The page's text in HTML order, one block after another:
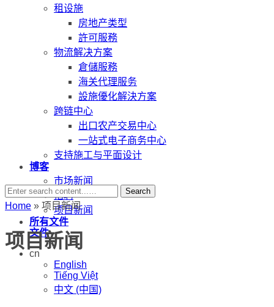
租设施
房地产类型
許可服務
物流解决方案
倉儲服務
海关代理服务
設施優化解決方案
跨链中心
出口农产交易中心
一站式电子商务中心
支持施工与平面设计
博客
市场新闻
招聘
项目新闻
所有文件
文件
cn
English
Tiếng Việt
中文 (中国)
Search
Home » 项目新闻
项目新闻